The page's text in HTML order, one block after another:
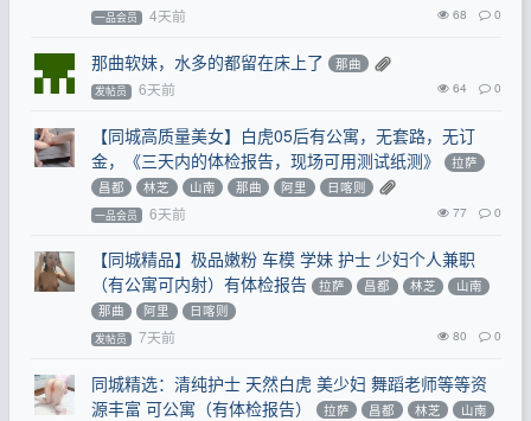
一品会员 4天前 68 0
那曲软妹，水多的都留在床上了 那曲
发帖员 6天前 64 0
【同城高质量美女】白虎05后有公寓，无套路，无订
金，《三天内的体检报告，现场可用测试纸测》
拉萨
昌都
林芝 山南 那曲 阿里 日喀则
一品会员 6天前 77 0
【同城精品】极品嫩粉 车模 学妹 护士 少妇个人兼职
（有公寓可内射）有体检报告
拉萨 昌都 林芝
山南
那曲
阿里 日喀则
发帖员 7天前 80 0
同城精选：清纯护士 天然白虎 美少妇 舞蹈老师等等资
源丰富 可公寓（有体检报告）
拉萨 昌都 林芝
山南